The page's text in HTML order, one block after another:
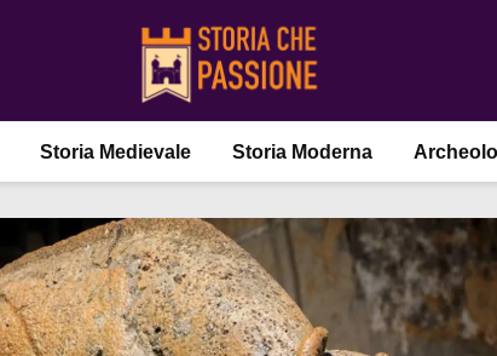
Storia Medievale Storia Moderna